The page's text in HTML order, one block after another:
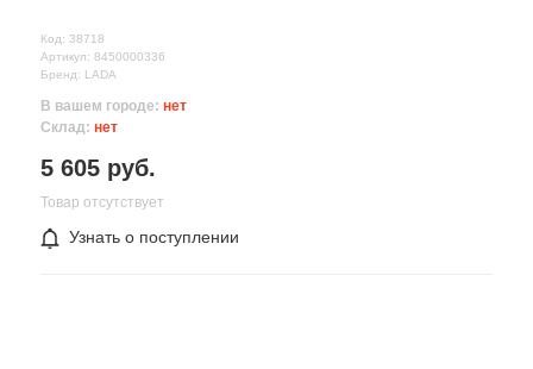
Код: 38718
Артикул: 8450000336
Бренд: LADA
В вашем городе: нет
Склад: нет
5 605 руб.
Товар отсутствует
Узнать о поступлении